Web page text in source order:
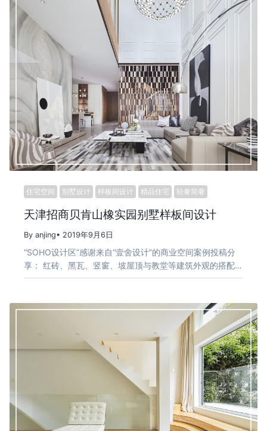
住宅空间 别墅设计 样板间设计 精品住宅 轻奢简奢
天津招商贝肯山橡实园别墅样板间设计
By anjing• 2019年9月6日
“SOHO设计区”感谢来自“壹舍设计”的商业空间案例投稿分
享： 红砖、黑瓦、竖窗、坡屋顶与教堂等建筑外观的搭配…